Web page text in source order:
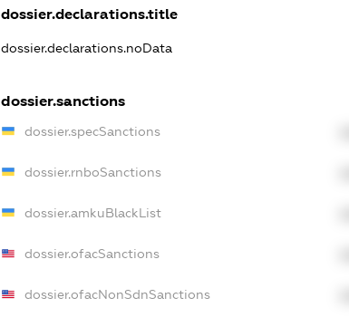
dossier.declarations.title
dossier.declarations.noData
dossier.sanctions
dossier.specSanctions
dossier.rnboSanctions
dossier.amkuBlackList
dossier.ofacSanctions
dossier.ofacNonSdnSanctions